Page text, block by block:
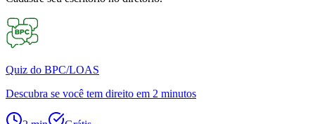
Quiz do BPC/LOAS
Descubra se você tem direito em 2 minutos